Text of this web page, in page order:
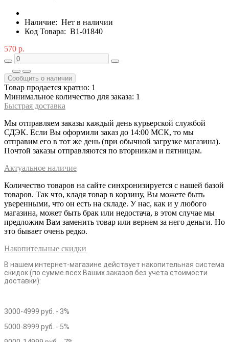
Наличие: Нет в наличии
Код Товара: B1-01840
570 р.
Сообщить о наличии
Товар продается кратно: 1
Минимальное количество для заказа: 1
Быстрая доставка
Мы отправляем заказы каждый день курьерской службой
СДЭК. Если Вы оформили заказ до 14:00 МСК, то мы
отправим его в тот же день (при обычной загрузке магазина).
Почтой заказы отправляются по вторникам и пятницам.
Актуальное наличие
Количество товаров на сайте синхронизируется с нашей базой
товаров. Так что, кладя товар в корзину, Вы можете быть
уверенными, что он есть на складе. У нас, как и у любого
магазина, может быть брак или недостача, в этом случае мы
предложим Вам заменить товар или вернем за него деньги. Но
это бывает очень редко.
Накопительные скидки
В нашем интернет-магазине действует накопительная система
скидок (по сумме всех Ваших заказов без учета стоимости
доставки):
3000-4999 руб. - 3%
5000-8999 руб. - 5%